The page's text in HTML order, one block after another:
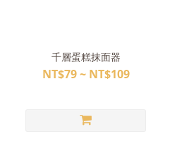
千層蛋糕抹面器
NT$79 ~ NT$109